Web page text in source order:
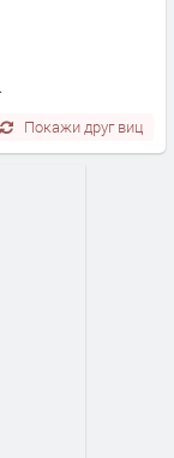
Покажи друг виц